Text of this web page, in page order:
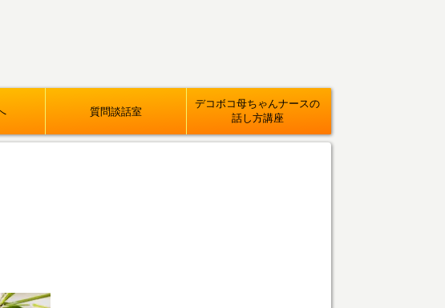
質問談話室
デコボコ母ちゃんナースの
話し方講座